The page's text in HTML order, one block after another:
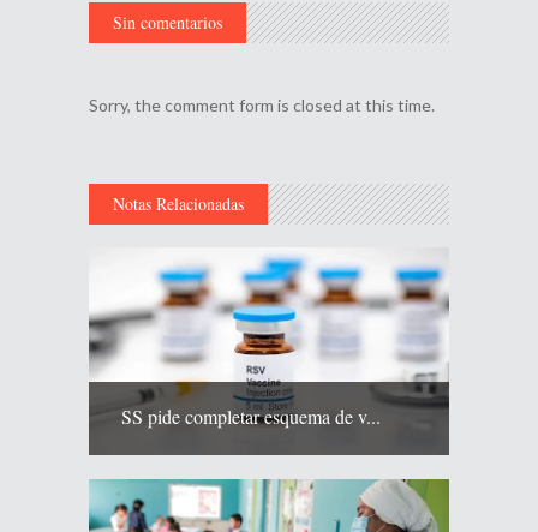
Sin comentarios
Sorry, the comment form is closed at this time.
Notas Relacionadas
SS pide completar esquema de v...